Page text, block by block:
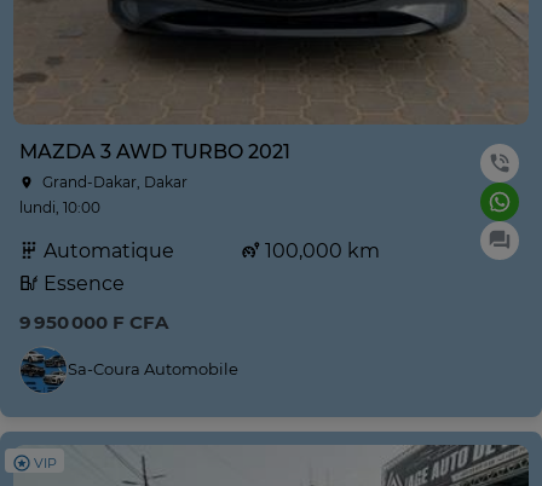
MAZDA 3 AWD TURBO 2021
Grand-Dakar, Dakar
lundi, 10:00
Automatique
100,000 km
Essence
9 950 000 F CFA
Sa-Coura Automobile
VIP